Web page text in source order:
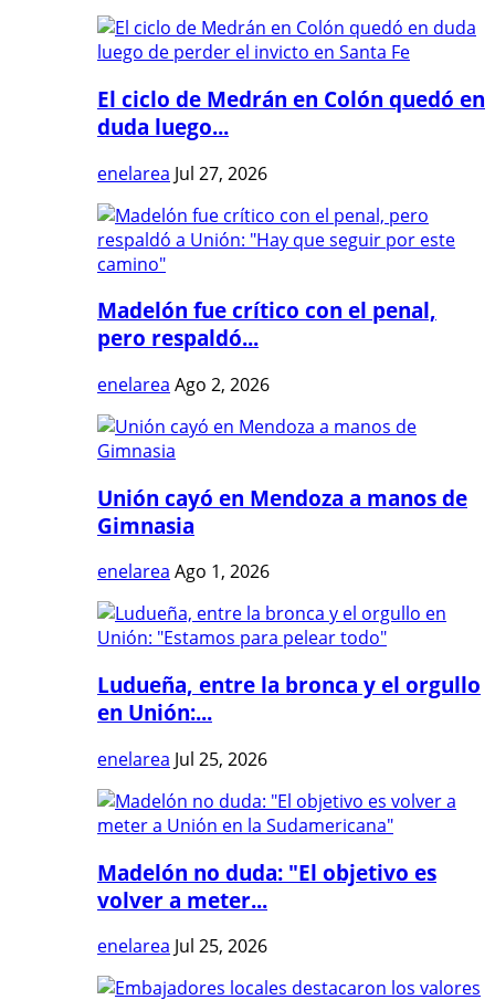
El ciclo de Medrán en Colón quedó en
duda luego...
enelarea Jul 27, 2026
Madelón fue crítico con el penal,
pero respaldó...
enelarea Ago 2, 2026
Unión cayó en Mendoza a manos de
Gimnasia
enelarea Ago 1, 2026
Ludueña, entre la bronca y el orgullo
en Unión:...
enelarea Jul 25, 2026
Madelón no duda: "El objetivo es
volver a meter...
enelarea Jul 25, 2026